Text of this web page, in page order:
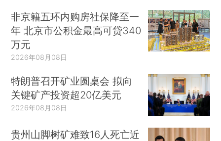
非京籍五环内购房社保降至一
年 北京市公积金最高可贷340
万元
2026年08月08日
特朗普召开矿业圆桌会 拟向
关键矿产投资超20亿美元
2026年08月08日
贵州山脚树矿难致16人死亡近